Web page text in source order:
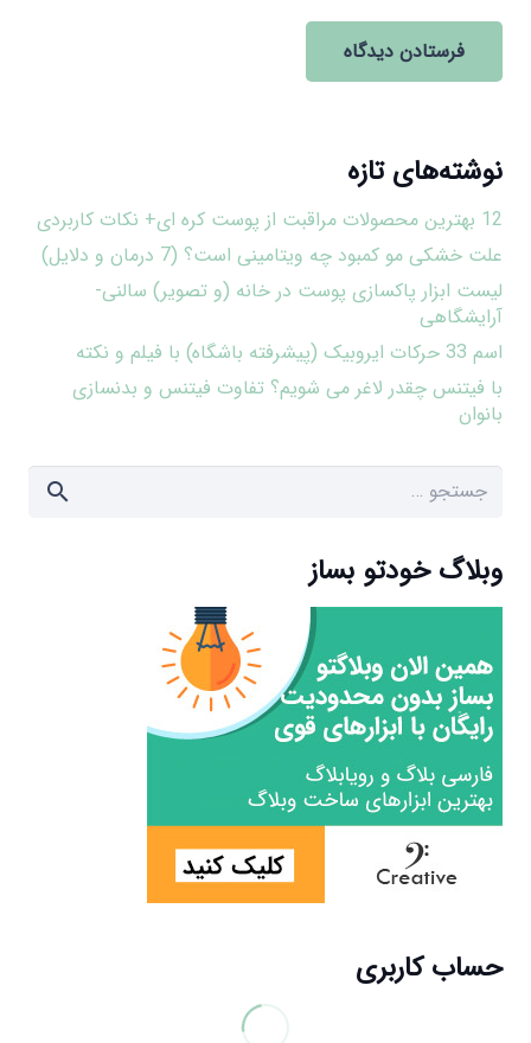
فرستادن دیدگاه
نوشته‌های تازه
12 بهترین محصولات مراقبت از پوست کره ای+ نکات کاربردی
علت خشکی مو کمبود چه ویتامینی است؟ (7 درمان و دلایل)
لیست ابزار پاکسازی پوست در خانه (و تصویر) سالنی-
آرایشگاهی
اسم 33 حرکات ایروبیک (پیشرفته باشگاه) با فیلم و نکته
با فیتنس چقدر لاغر می شویم؟ تفاوت فیتنس و بدنسازی
بانوان
جستجو
وبلاگ خودتو بساز
حساب کاربری